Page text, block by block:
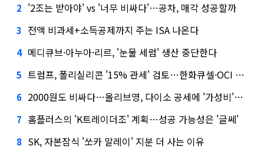
2 '2조는 받아야' vs '너무 비싸다'…공차, 매각 성공할까
3 전액 비과세+소득공제까지 주는 ISA 나온다
4 메디큐브·아누아·리르, '눈물 세럼' 생산 중단한다
5 트럼프, 폴리실리콘 '15% 관세' 검토…한화큐셀·OCI 영향은?
6 2000원도 비싸다…올리브영, 다이소 공세에 '가성비'로 맞불
7 홈플러스의 'K트레이더조' 계획…성공 가능성은 '글쎄'
8 SK, 자본잠식 '쏘카 말레이' 지분 더 사는 이유